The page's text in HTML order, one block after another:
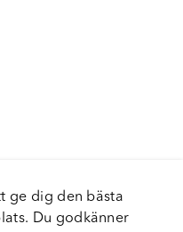
ge dig den bästa
Du godkänner